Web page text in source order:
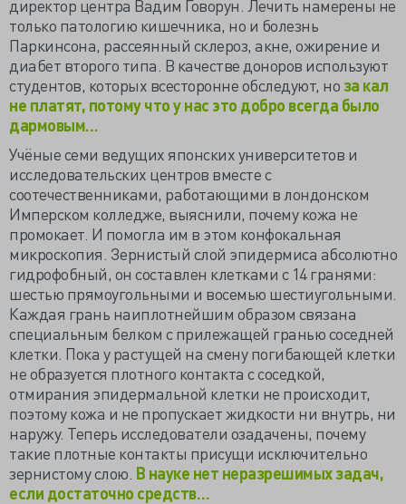
директор центра Вадим Говорун. Лечить намерены не
только патологию кишечника, но и болезнь
Паркинсона, рассеянный склероз, акне, ожирение и
диабет второго типа. В качестве доноров используют
студентов, которых всесторонне обследуют, ноза кал
не платят, потому что у нас это добро всегда было
дармовым…
Учёные семи ведущих японских университетов и
исследовательских центров вместе с
соотечественниками, работающими в лондонском
Имперском колледже, выяснили, почему кожа не
промокает. И помогла им в этом конфокальная
микроскопия. Зернистый слой эпидермиса абсолютно
гидрофобный, он составлен клетками с 14 гранями:
шестью прямоугольными и восемью шестиугольными.
Каждая грань наиплотнейшим образом связана
специальным белком с прилежащей гранью соседней
клетки. Пока у растущей на смену погибающей клетки
не образуется плотного контакта с соседкой,
отмирания эпидермальной клетки не происходит,
поэтому кожа и не пропускает жидкости ни внутрь, ни
наружу. Теперь исследователи озадачены, почему
такие плотные контакты присущи исключительно
зернистому слою. В науке нет неразрешимых задач,
если достаточно средств…